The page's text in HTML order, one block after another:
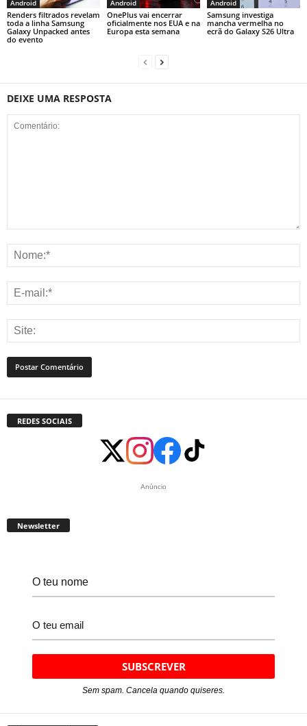
Android
Renders filtrados revelam
toda a linha Samsung
Galaxy Unpacked antes
do evento
Android
OnePlus vai encerrar
oficialmente nos EUA e na
Europa esta semana
Android
Samsung investiga
mancha vermelha no
ecrã do Galaxy S26 Ultra
DEIXE UMA RESPOSTA
REDES SOCIAIS
Anúncio
Newsletter
Sem spam. Cancela quando quiseres.